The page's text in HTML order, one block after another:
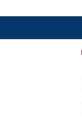
PROVINCIA DI